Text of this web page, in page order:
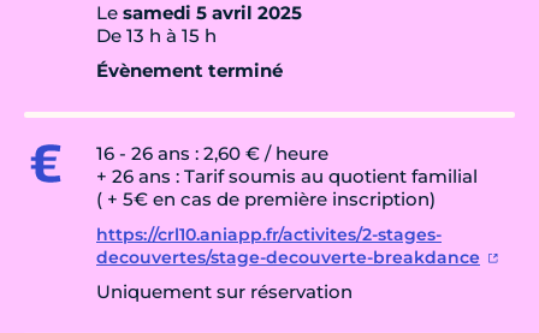
Le samedi 5 avril 2025
De 13 h à 15 h
Évènement terminé
16 - 26 ans : 2,60 € / heure
+ 26 ans : Tarif soumis au quotient familial
( + 5€ en cas de première inscription)
https://crl10.aniapp.fr/activites/2-stages-
decouvertes/stage-decouverte-breakdance
Uniquement sur réservation